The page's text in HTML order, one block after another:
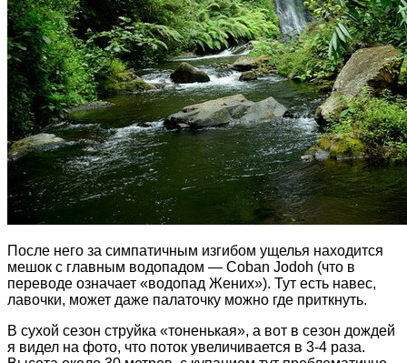
После него за симпатичным изгибом ущелья находится
мешок с главным водопадом — Coban Jodoh (что в
переводе означает «водопад Жених»). Тут есть навес,
лавочки, может даже палаточку можно где приткнуть.
В сухой сезон струйка «тоненькая», а вот в сезон дождей
я видел на фото, что поток увеличивается в 3-4 раза.